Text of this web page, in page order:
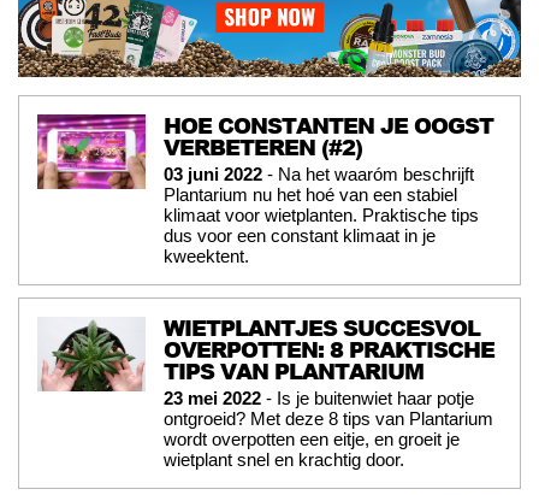
HOE CONSTANTEN JE OOGST
VERBETEREN (#2)
03 juni 2022 - Na het waaróm beschrijft
Plantarium nu het hoé van een stabiel
klimaat voor wietplanten. Praktische tips
dus voor een constant klimaat in je
kweektent.
WIETPLANTJES SUCCESVOL
OVERPOTTEN: 8 PRAKTISCHE
TIPS VAN PLANTARIUM
23 mei 2022 - Is je buitenwiet haar potje
ontgroeid? Met deze 8 tips van Plantarium
wordt overpotten een eitje, en groeit je
wietplant snel en krachtig door.